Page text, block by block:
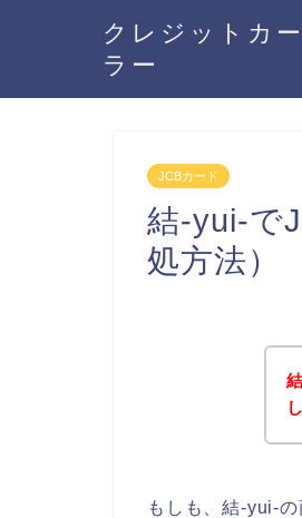
クレジットカ
ラー
JCBカード
結-yui-で
処方法）
もしも、結-yui-